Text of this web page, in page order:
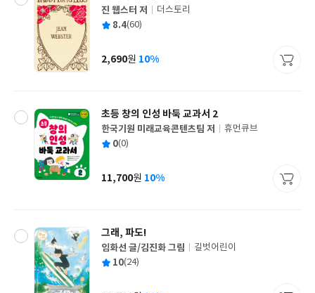
글
쓴
진 웹스터 저
출
사
더스토리
평 8.4(60)
가
2,690원 10%
초등 창의 인성 바둑 교과서 2
글
쓴
한국기원 미래교육콘텐츠팀 저
출
사
휴먼큐브
평 0(0)
가
11,700원 10%
그래, 파도!
글
쓴
임화선 글/김진화 그림
출
길벗어린이
평 10(24)